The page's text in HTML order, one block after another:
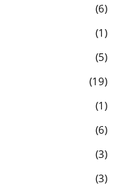
6
1
5
19
1
6
3
3